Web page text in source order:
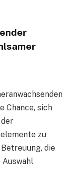
Chance, sich
zu
die